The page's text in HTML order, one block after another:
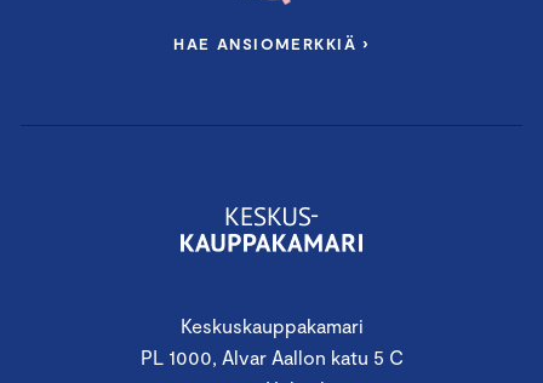
Keskuskauppakamari
PL 1000, Alvar Aallon katu 5 C
HAE ANSIOMERKKIÄ ›